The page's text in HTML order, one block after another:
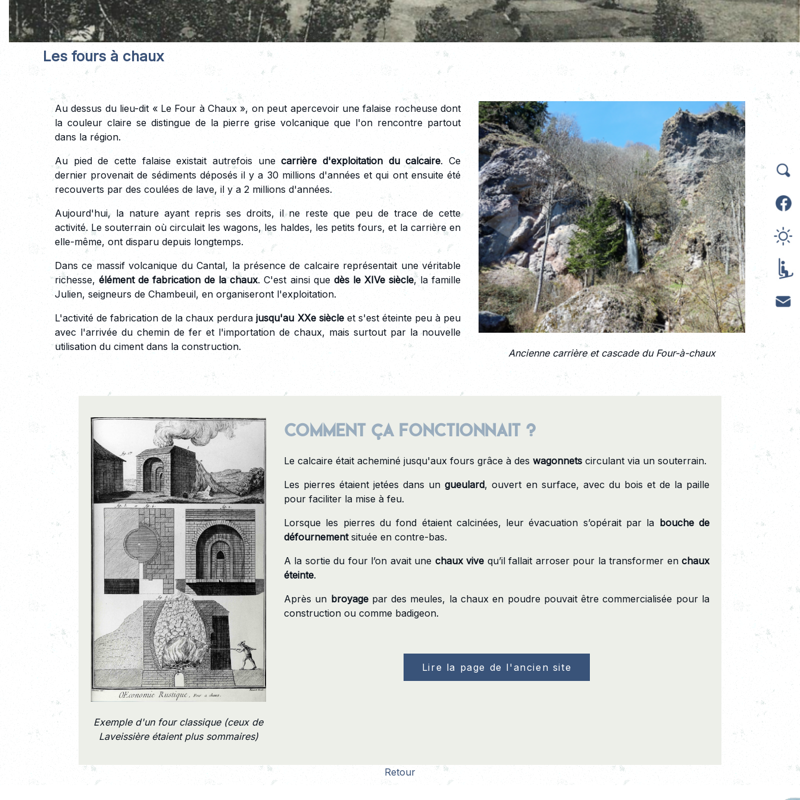
Les fours à chaux
Au dessus du lieu-dit « Le Four à Chaux », on peut apercevoir une falaise rocheuse dont
la couleur claire se distingue de la pierre grise volcanique que l'on rencontre partout
dans la région.
Au pied de cette falaise existait autrefois unecarrière d'exploitation du calcaire. Ce
dernier provenait de sédiments déposés il y a 30 millions d'années et qui ont ensuite été
recouverts par des coulées de lave, il y a 2 millions d'années.
Aujourd'hui, la nature ayant repris ses droits, il ne reste que peu de trace de cette
activité. Le souterrain où circulait les wagons, les haldes, les petits fours, et la carrière en
elle-même, ont disparu depuis longtemps.
Dans ce massif volcanique du Cantal, la présence de calcaire représentait une véritable
richesse,élément de fabrication de la chaux. C'est ainsi que dès le XIVe siècle, la famille
Julien, seigneurs de Chambeuil, en organiseront l'exploitation.
L'activité de fabrication de la chaux perdurajusqu'au XXe siècleet s'est éteinte peu à peu
avec l'arrivée du chemin de fer et l'importation de chaux, mais surtout par la nouvelle
utilisation du ciment dans la construction.
Ancienne carrière et cascade du Four-à-chaux
Exemple d'un four classique (ceux de
Laveissière étaient plus sommaires)
Comment ça fonctionnait ?
Le calcaire était acheminé jusqu'aux fours grâce à des wagonnets circulant via un souterrain.
Les pierres étaient jetées dans ungueulard, ouvert en surface, avec du bois et de la paille
pour faciliter la mise à feu.
Lorsque les pierres du fond étaient calcinées, leur évacuation s’opérait par la bouche de
défournementsituée en contre-bas.
A la sortie du four l’on avait une chaux vive qu’il fallait arroser pour la transformer enchaux
éteinte.
Après un broyagepar des meules, la chaux en poudre pouvait être commercialisée pour la
construction ou comme badigeon.
Lire la page de l'ancien site
Retour